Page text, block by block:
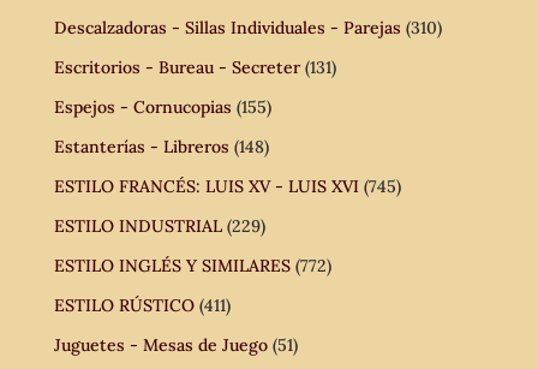
Descalzadoras - Sillas Individuales - Parejas (310)
Escritorios - Bureau - Secreter (131)
Espejos - Cornucopias (155)
Estanterías - Libreros (148)
ESTILO FRANCÉS: LUIS XV - LUIS XVI (745)
ESTILO INDUSTRIAL (229)
ESTILO INGLÉS Y SIMILARES (772)
ESTILO RÚSTICO (411)
Juguetes - Mesas de Juego (51)